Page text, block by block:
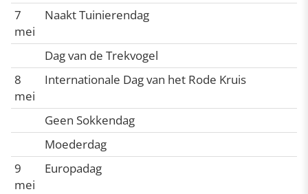
7
mei
Naakt Tuinierendag
Dag van de Trekvogel
8
mei
Internationale Dag van het Rode Kruis
Geen Sokkendag
Moederdag
9
mei
Europadag